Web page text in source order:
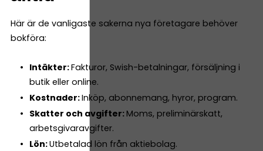
Här är de vanligaste sakerna nya företagare behöver
bokföra:
Intäkter:Fakturor, Swish-betalningar, försäljning i
butik eller online.
Kostnader:Inköp, abonnemang, hyror, program.
Skatter och avgifter: Moms, preliminärskatt,
arbetsgivaravgifter.
Lön:Utbetalad lön från aktiebolag.